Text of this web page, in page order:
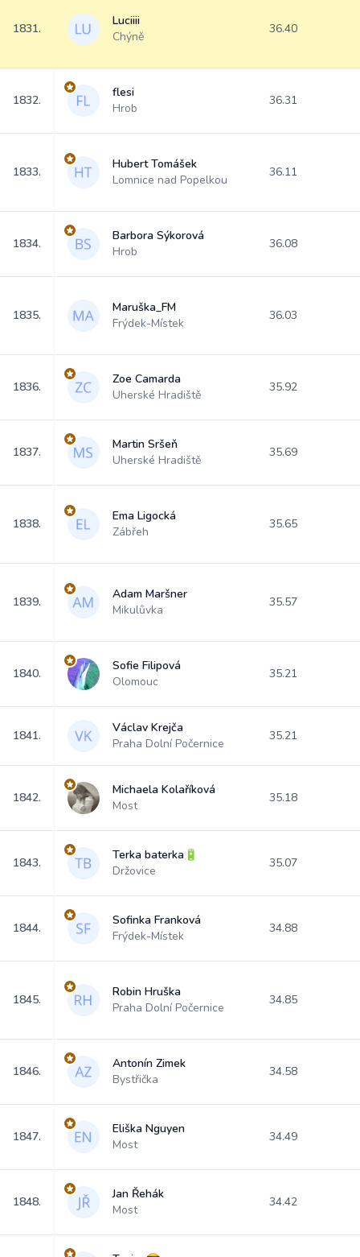
1831.
Luciiii
Chýně
36.40
1832.
flesi
Hrob
36.31
1833.
Hubert Tomášek
Lomnice nad Popelkou
36.11
1834.
Barbora Sýkorová
Hrob
36.08
1835.
Maruška_FM
Frýdek-Místek
36.03
1836.
Zoe Camarda
Uherské Hradiště
35.92
1837.
Martin Sršeň
Uherské Hradiště
35.69
1838.
Ema Ligocká
Zábřeh
35.65
1839.
Adam Maršner
Mikulůvka
35.57
1840.
Sofie Filipová
Olomouc
35.21
1841.
Václav Krejča
Praha Dolní Počernice
35.21
1842.
Michaela Kolaříková
Most
35.18
1843.
Terka baterka🔋
Držovice
35.07
1844.
Sofinka Franková
Frýdek-Místek
34.88
1845.
Robin Hruška
Praha Dolní Počernice
34.85
1846.
Antonín Zimek
Bystřička
34.58
1847.
Eliška Nguyen
Most
34.49
1848.
Jan Řehák
Most
34.42